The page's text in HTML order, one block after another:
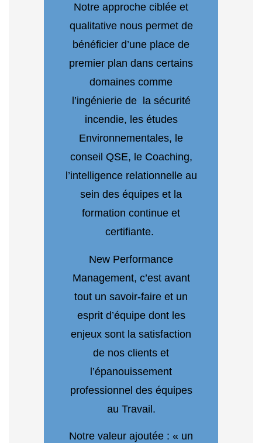
Notre approche ciblée et
qualitative nous permet de
bénéficier d’une place de
premier plan dans certains
domaines comme
l’ingénierie de la sécurité
incendie, les études
Environnementales, le
conseil QSE, le Coaching,
l’intelligence relationnelle au
sein des équipes et la
formation continue et
certifiante.
New Performance
Management, c’est avant
tout un savoir-faire et un
esprit d’équipe dont les
enjeux sont la satisfaction
de nos clients et
l’épanouissement
professionnel des équipes
au Travail.
Notre valeur ajoutée : « un